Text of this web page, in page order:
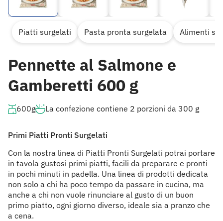
Piatti surgelati Pasta pronta surgelata Alimenti
Pennette al Salmone e
Gamberetti 600 g
600g La confezione contiene 2 porzioni da 300 g
Primi Piatti Pronti Surgelati
Con la nostra linea di Piatti Pronti Surgelati potrai portare
in tavola gustosi primi piatti, facili da preparare e pronti
in pochi minuti in padella. Una linea di prodotti dedicata
non solo a chi ha poco tempo da passare in cucina, ma
anche a chi non vuole rinunciare al gusto di un buon
primo piatto, ogni giorno diverso, ideale sia a pranzo che
a cena.